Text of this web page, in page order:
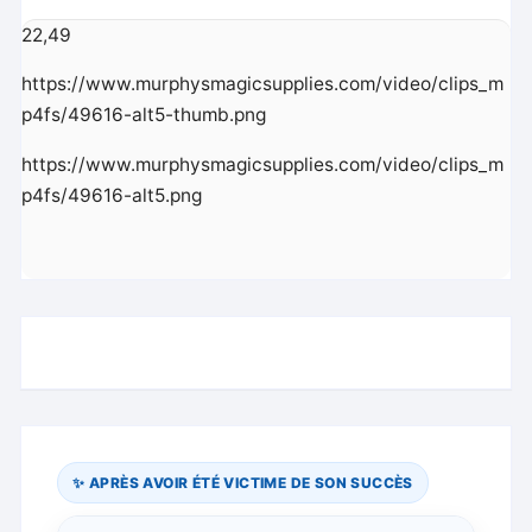
22,49
https://www.murphysmagicsupplies.com/video/clips_m
p4fs/49616-alt5-thumb.png
https://www.murphysmagicsupplies.com/video/clips_m
p4fs/49616-alt5.png
✨ APRÈS AVOIR ÉTÉ VICTIME DE SON SUCCÈS